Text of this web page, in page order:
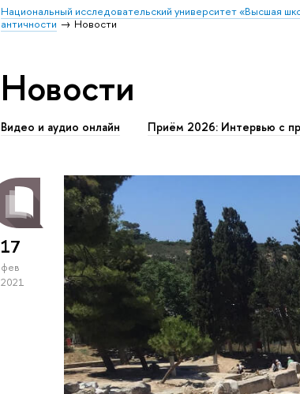
Национальный исследовательский университет «Высшая
античности
Новости
Новости
Видео и аудио онлайн Приём 2026: Интервью с
17
фев
2021